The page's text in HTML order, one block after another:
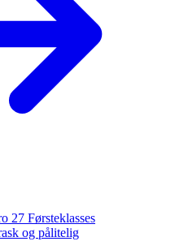
27 Førsteklasses
og pålitelig